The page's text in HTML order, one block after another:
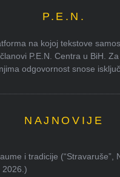
P.E.N.
na kojoj tekstove
P.E.N. Centra u BiH.
odgovornost snose
NAJNOVIJE
i tradicije (“Stravaruše”,
2026.)